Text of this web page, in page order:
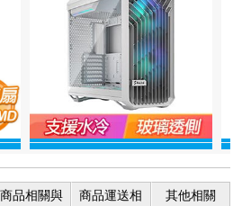
商品相關與
商品運送相
其他相關